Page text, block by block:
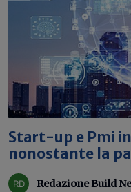
Start-up e Pmi
nonostante la
Redazione Build